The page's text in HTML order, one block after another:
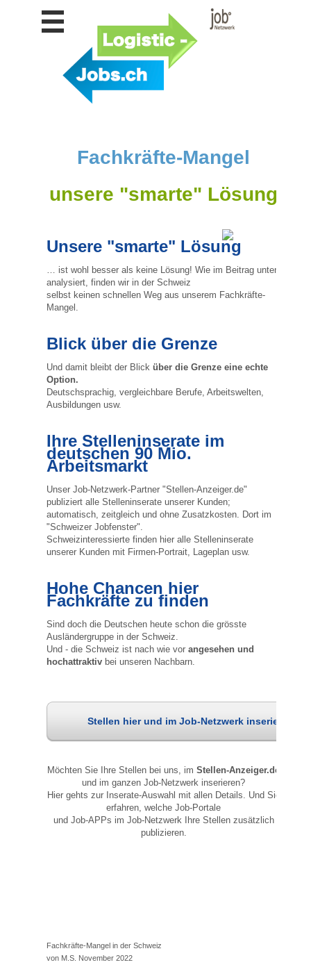
Personalberatungen
Lehrstellen
inserieren
Fachkräfte-Mangel
unsere "smarte" Lösung
Unsere "smarte" Lösung
… ist wohl besser als keine Lösung! Wie im Beitrag unten
analysiert, finden wir in der Schweiz
selbst keinen schnellen Weg aus unserem Fachkräfte-
Mangel.
Blick über die Grenze
Und damit bleibt der Blick über die Grenze eine echte
Option.
Deutschsprachig, vergleichbare Berufe, Arbeitswelten,
Ausbildungen usw.
Ihre Stelleninserate im
deutschen 90 Mio.
Arbeitsmarkt
Unser Job-Netzwerk-Partner "Stellen-Anzeiger.de"
publiziert alle Stelleninserate unserer Kunden;
automatisch, zeitgleich und ohne Zusatzkosten. Dort im
"Schweizer Jobfenster".
Schweizinteressierte finden hier alle Stelleninserate
unserer Kunden mit Firmen-Portrait, Lageplan usw.
Hohe Chancen hier
Fachkräfte zu finden
Sind doch die Deutschen heute schon die grösste
Ausländergruppe in der Schweiz.
Und - die Schweiz ist nach wie vor angesehen und
hochattraktiv bei unseren Nachbarn.
Stellen hier und im Job-Netzwerk inserieren
Möchten Sie Ihre Stellen bei uns, imStellen-Anzeiger.de
und im ganzen Job-Netzwerk inserieren?
Hier gehts zur Inserate-Auswahl mit allen Details. Und Sie
erfahren, welche Job-Portale
und Job-APPs im Job-Netzwerk Ihre Stellen zusätzlich
publizieren.
Fachkräfte-Mangel in der Schweiz
von M.S. November 2022